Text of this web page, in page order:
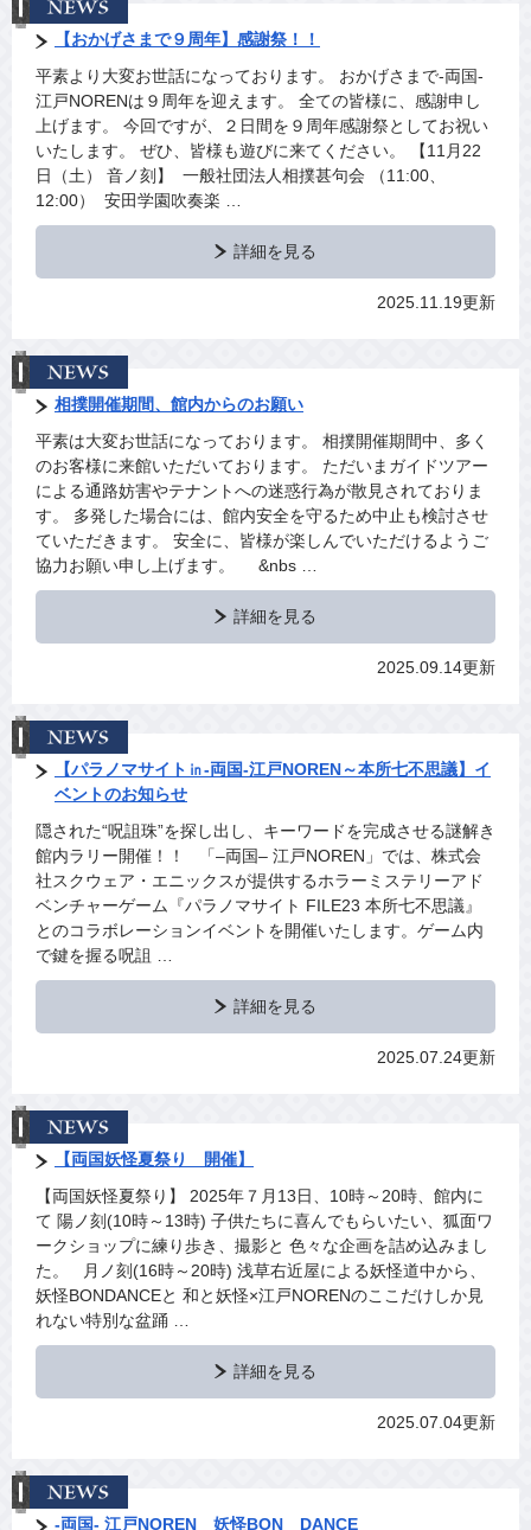
【おかげさまで９周年】感謝祭！！
平素より大変お世話になっております。 おかげさまで-両国‐
江戸NORENは９周年を迎えます。 全ての皆様に、感謝申し
上げます。 今回ですが、２日間を９周年感謝祭としてお祝い
いたします。 ぜひ、皆様も遊びに来てください。 【11月22
日（土） 音ノ刻】⁡ ⁡ ⁡一般社団法人相撲甚句会⁡⁡ ⁡（11:00、
12:00） ⁡⁡ ⁡安田学園吹奏楽 …
詳細を見る
2025.11.19更新
相撲開催期間、館内からのお願い
平素は大変お世話になっております。 相撲開催期間中、多く
のお客様に来館いただいております。 ただいまガイドツアー
による通路妨害やテナントへの迷惑行為が散見されておりま
す。 多発した場合には、館内安全を守るため中止も検討させ
ていただきます。 安全に、皆様が楽しんでいただけるようご
協力お願い申し上げます。 &nbs …
詳細を見る
2025.09.14更新
【パラノマサイト㏌‐両国‐江戸NOREN～本所七不思議】イ
ベントのお知らせ
隠された“呪詛珠”を探し出し、キーワードを完成させる謎解き
館内ラリー開催！！ 「–両国– 江戸NOREN」では、株式会
社スクウェア・エニックスが提供するホラーミステリーアド
ベンチャーゲーム『パラノマサイト FILE23 本所七不思議』
とのコラボレーションイベントを開催いたします。ゲーム内
で鍵を握る呪詛 …
詳細を見る
2025.07.24更新
【両国妖怪夏祭り 開催】
【両国妖怪夏祭り】 2025年７月13日、10時～20時、館内に
て 陽ノ刻(10時～13時) 子供たちに喜んでもらいたい、狐面ワ
ークショップに練り歩き、撮影と 色々な企画を詰め込みまし
た。 月ノ刻(16時～20時) 浅草右近屋による妖怪道中から、
妖怪BONDANCEと 和と妖怪×江戸NORENのここだけしか見
れない特別な盆踊 …
詳細を見る
2025.07.04更新
‐両国‐ 江戸NOREN 妖怪BON DANCE